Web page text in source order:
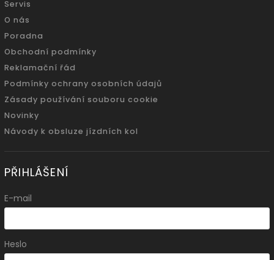
Servis
O nás
Poradna
Obchodní podmínky
Reklamační řád
Podmínky ochrany osobních údajů
Zásady používání souboru cookie
Novinky
Návody k obsluze jízdních kol
PŘIHLÁŠENÍ
E-mail
Heslo